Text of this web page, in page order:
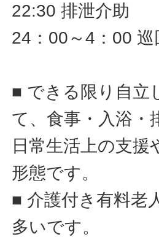
22:30 排泄介助
24：00～4：00
■ できる限り自立
て、食事・入浴・
日常生活上の支
形態です。
■ 介護付き有料老
多いです。